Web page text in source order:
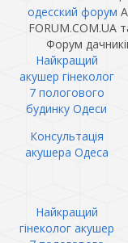
одесский форум
FORUM.COM.UA
Форум
Найкращий
акушер гінеколог
7 пологового
будинку Одеси
Консультація
акушера Одеса
Найкращий
гінеколог акушер